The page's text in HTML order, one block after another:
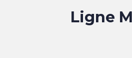
Ligne